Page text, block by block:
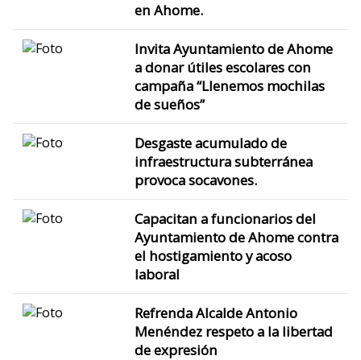
en Ahome.
Invita Ayuntamiento de Ahome
a donar útiles escolares con
campaña “Llenemos mochilas
de sueños”
Desgaste acumulado de
infraestructura subterránea
provoca socavones.
Capacitan a funcionarios del
Ayuntamiento de Ahome contra
el hostigamiento y acoso
laboral
Refrenda Alcalde Antonio
Menéndez respeto a la libertad
de expresión